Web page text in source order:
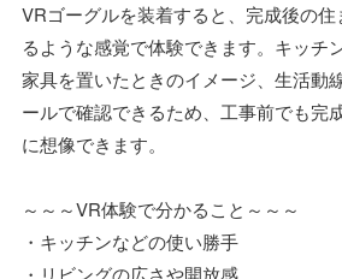
VRゴーグルを装着すると、完成後の
るような感覚で体験できます。キッチ
家具を置いたときのイメージ、生活動
ールで確認できるため、工事前でも完
に想像できます。
～～～VR体験で分かること～～～
・キッチンなどの使い勝手
・リビングの広さや開放感